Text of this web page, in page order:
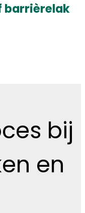
barrièrelak
bij
en